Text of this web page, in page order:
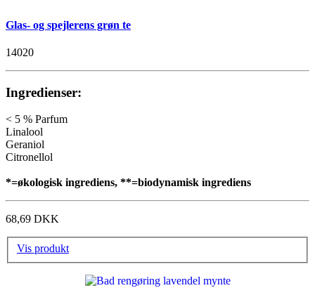
Glas- og spejlerens grøn te
14020
Ingredienser:
< 5 % Parfum
Linalool
Geraniol
Citronellol
*=økologisk ingrediens, **=biodynamisk ingrediens
68,69 DKK
Vis produkt